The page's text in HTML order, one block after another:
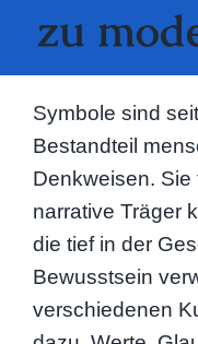
zu
Symbole sind
Bestandteil
Denkweisen.
narrative Träger
die tief in der
Bewusstsein
verschiedenen